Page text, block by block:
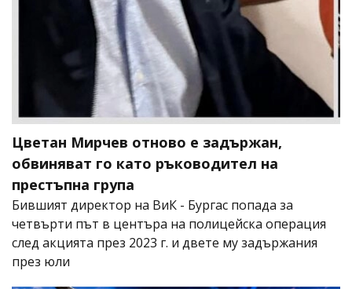
Цветан Мирчев отново е задържан,
обвиняват го като ръководител на
престъпна група
Бившият директор на ВиК - Бургас попада за
четвърти път в центъра на полицейска операция
след акцията през 2023 г. и двете му задържания
през юли